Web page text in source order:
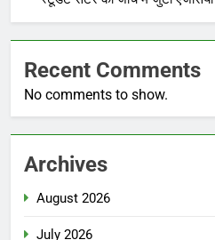
Recent Comments
No comments to show.
Archives
August 2026
July 2026